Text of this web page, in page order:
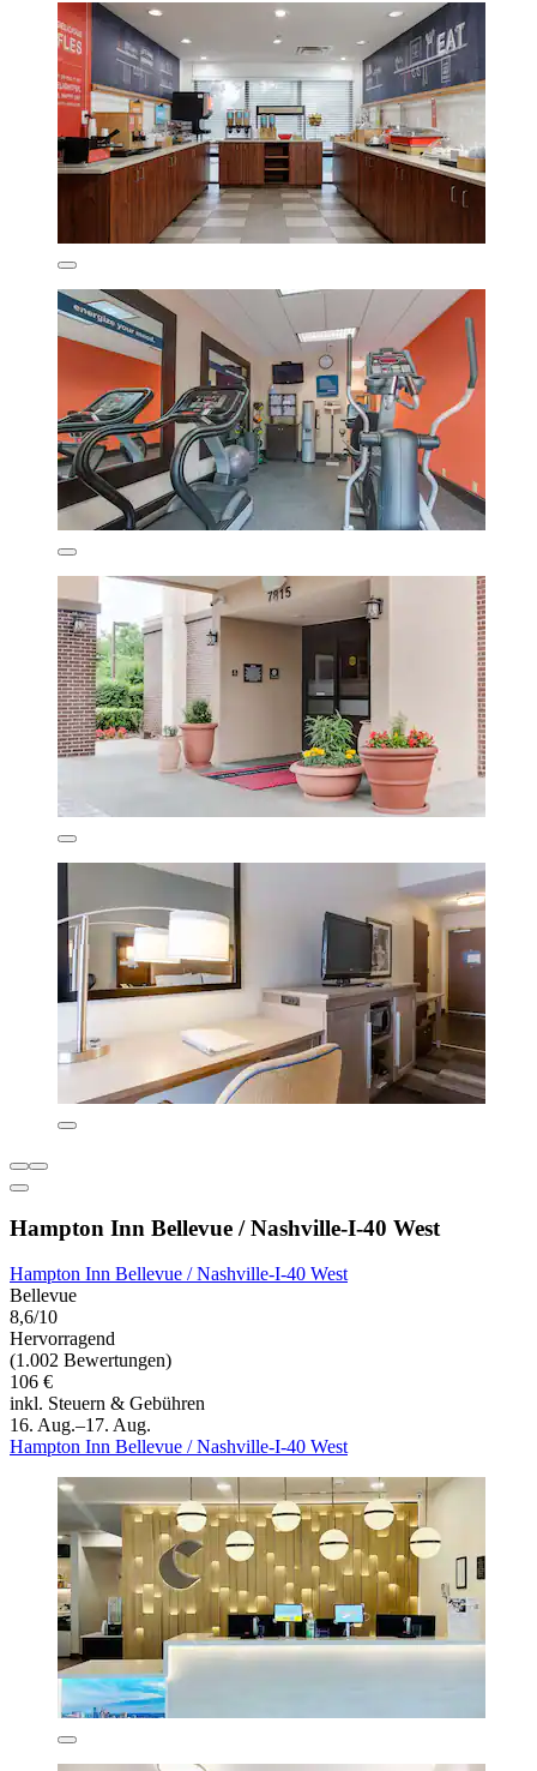
Hampton Inn Bellevue / Nashville-I-40 West
Hampton Inn Bellevue / Nashville-I-40 West
Bellevue
8,6/10
Hervorragend
(1.002 Bewertungen)
106 €
inkl. Steuern & Gebühren
16. Aug.–17. Aug.
Hampton Inn Bellevue / Nashville-I-40 West